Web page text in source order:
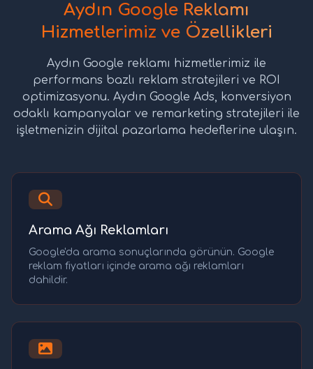
Aydın Google Reklamı
Hizmetlerimiz ve Özellikleri
Aydın Google reklamı hizmetlerimiz ile
performans bazlı reklam stratejileri ve ROI
optimizasyonu. Aydın Google Ads, konversiyon
odaklı kampanyalar ve remarketing stratejileri ile
işletmenizin dijital pazarlama hedeflerine ulaşın.
Arama Ağı Reklamları
Google'da arama sonuçlarında görünün. Google
reklam fiyatları içinde arama ağı reklamları
dahildir.